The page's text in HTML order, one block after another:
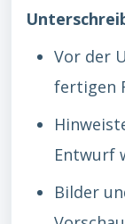
Vor der
fertigen
Entwurf
Bilder